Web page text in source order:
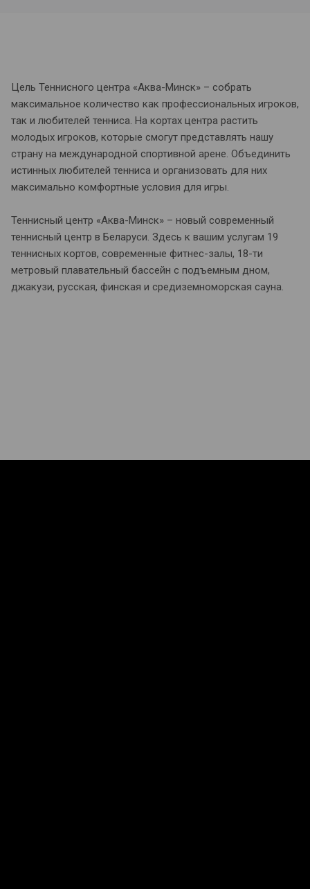
Цель Теннисного центра «Аква-Минск» – собрать
максимальное количество как профессиональных игроков,
так и любителей тенниса. На кортах центра растить
молодых игроков, которые смогут представлять нашу
страну на международной спортивной арене. Объединить
истинных любителей тенниса и организовать для них
максимально комфортные условия для игры.
Теннисный центр «Аква-Минск» – новый современный
теннисный центр в Беларуси. Здесь к вашим услугам 19
теннисных кортов, современные фитнес-залы, 18-ти
метровый плавательный бассейн с подъемным дном,
джакузи, русская, финская и средиземноморская сауна.